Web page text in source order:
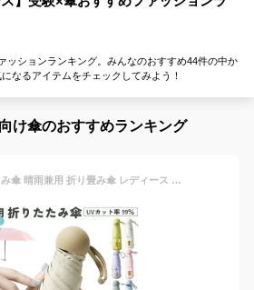
ッションランキング。みんなのおすすめ44件の中か
なるアイテムをチェックしてみよう！
け傘のおすすめランキング
送料無料 折りたたみ傘 晴雨兼用 折り畳み傘 レディース メンズ 雨傘 日傘 UVカット 日焼け防止 無地 コンパクト シンプル 通勤 通学 旅行 ブラック ホワイト ピンク 黒 白